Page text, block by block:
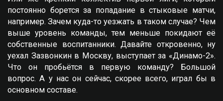
постоянно борется за попадание в стыковые матчи,
например. Зачем куда-то уезжать в таком случае? Чем
выше уровень команды, тем меньше покидают её
собственные воспитанники. Давайте откровенно, ну
уехал Зазвонкин в Москву, выступает за «Динамо-2».
Что он пробьётся в первую команду? Большой
вопрос. А у нас он сейчас, скорее всего, играл бы в
основном составе.